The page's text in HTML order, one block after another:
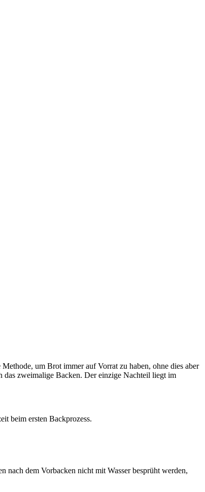
um Brot immer auf Vorrat zu haben, ohne dies aber
das zweimalige Backen. Der einzige Nachteil liegt im
beim ersten Backprozess.
dem Vorbacken nicht mit Wasser besprüht werden,